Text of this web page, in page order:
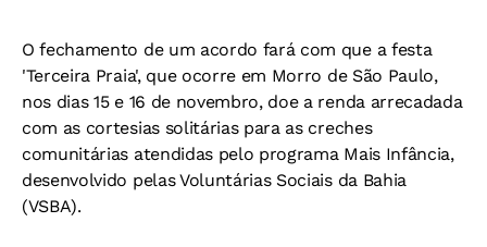
O fechamento de um acordo fará com que a festa
'Terceira Praia', que ocorre em Morro de São Paulo,
nos dias 15 e 16 de novembro, doe a renda arrecadada
com as cortesias solitárias para as creches
comunitárias atendidas pelo programa Mais Infância,
desenvolvido pelas Voluntárias Sociais da Bahia
(VSBA).